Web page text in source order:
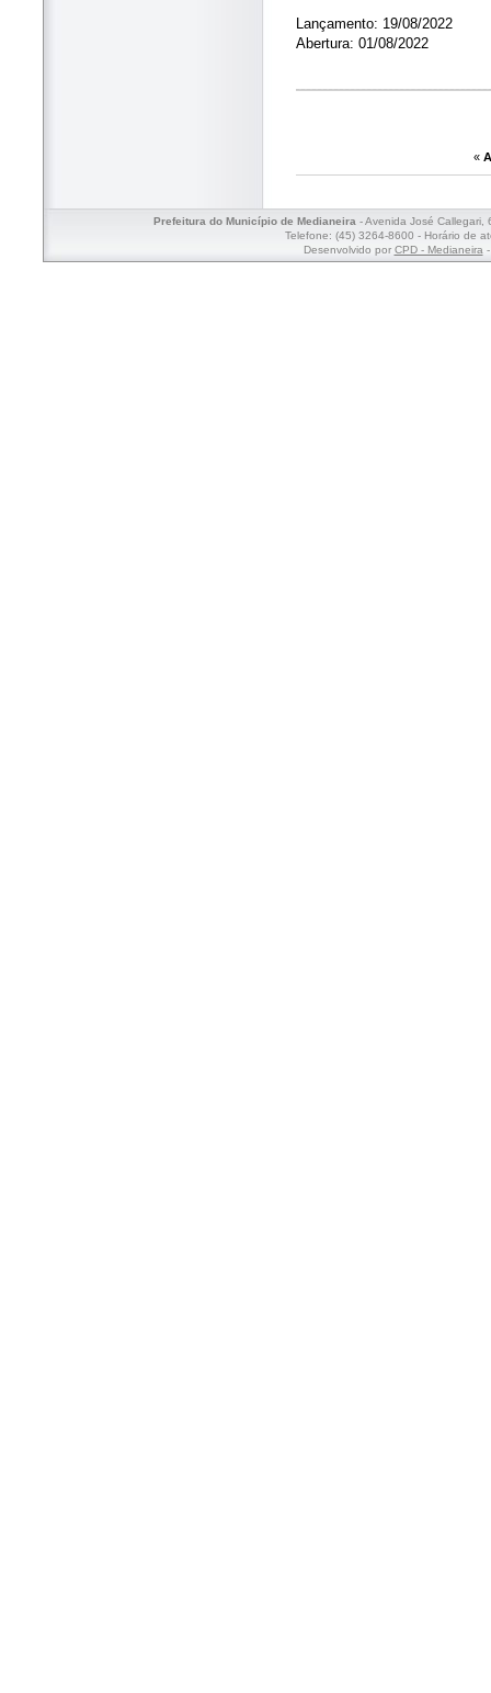
Lançamento: 19/08/2022
Abertura: 01/08/2022
«
Prefeitura do Município de Medianeira - Avenida José Callegari,
Telefone: (45) 3264-8600 - Horário de
Desenvolvido por CPD - Medianeira